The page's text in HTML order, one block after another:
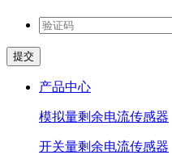
产品中心
模拟量剩余电流传感器
开关量剩余电流传感器